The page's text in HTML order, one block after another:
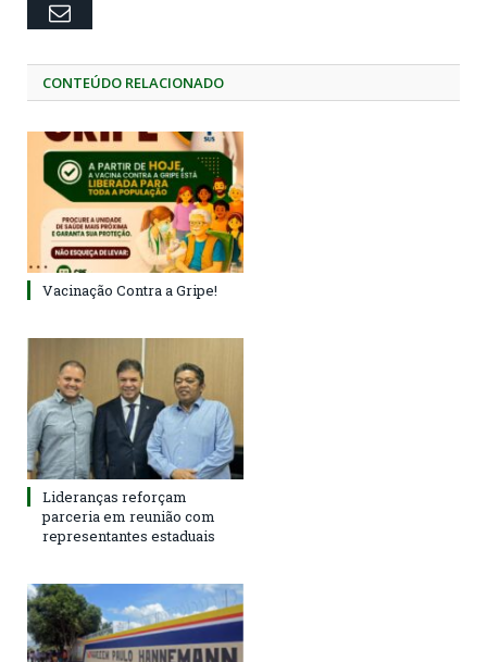
Email
CONTEÚDO RELACIONADO
Vacinação Contra a Gripe!
Lideranças reforçam
parceria em reunião com
representantes estaduais